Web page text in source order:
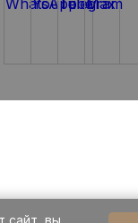
сайт, вы